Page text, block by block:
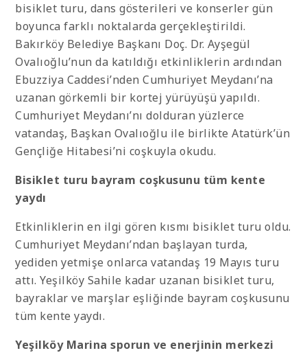
bisiklet turu, dans gösterileri ve konserler gün
boyunca farklı noktalarda gerçekleştirildi.
Bakırköy Belediye Başkanı Doç. Dr. Ayşegül
Ovalıoğlu’nun da katıldığı etkinliklerin ardından
Ebuzziya Caddesi’nden Cumhuriyet Meydanı’na
uzanan görkemli bir kortej yürüyüşü yapıldı.
Cumhuriyet Meydanı’nı dolduran yüzlerce
vatandaş, Başkan Ovalıoğlu ile birlikte Atatürk’ün
Gençliğe Hitabesi’ni coşkuyla okudu.
Bisiklet turu bayram coşkusunu tüm kente
yaydı
Etkinliklerin en ilgi gören kısmı bisiklet turu oldu.
Cumhuriyet Meydanı’ndan başlayan turda,
yediden yetmişe onlarca vatandaş 19 Mayıs turu
attı. Yeşilköy Sahile kadar uzanan bisiklet turu,
bayraklar ve marşlar eşliğinde bayram coşkusunu
tüm kente yaydı.
Yeşilköy Marina sporun ve enerjinin merkezi